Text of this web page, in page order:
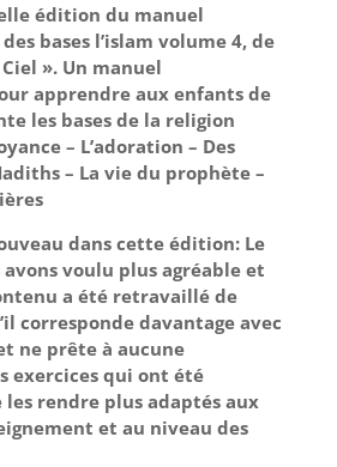
édition du manuel
bases l’islam volume 4, de
». Un manuel
apprendre aux enfants de
les bases de la religion
– L’adoration – Des
– La vie du prophète –
dans cette édition: Le
voulu plus agréable et
a été retravaillé de
corresponde davantage avec
ne prête à aucune
exercices qui ont été
les rendre plus adaptés aux
et au niveau des